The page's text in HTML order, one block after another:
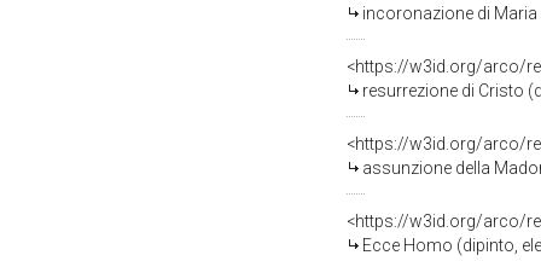
incoronazione di
<https://w3id.org/arco/
resurrezione di Cristo
<https://w3id.org/arco/
assunzione della
<https://w3id.org/arco/
Ecce Homo (dipinto,